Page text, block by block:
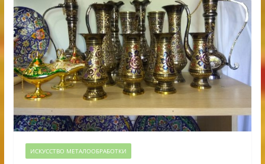
ИСКУССТВО МЕТАЛООБРАБОТКИ